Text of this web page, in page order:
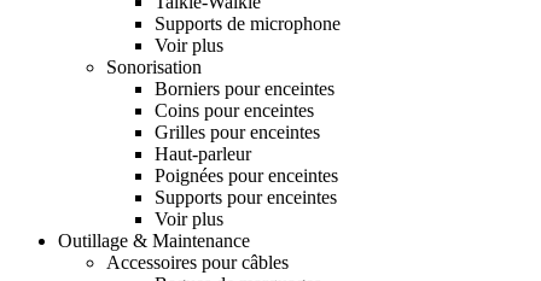
Supports de microphone
Voir plus
Sonorisation
Borniers pour enceintes
Coins pour enceintes
Grilles pour enceintes
Haut-parleur
Poignées pour enceintes
Supports pour enceintes
Voir plus
Outillage & Maintenance
Accessoires pour câbles